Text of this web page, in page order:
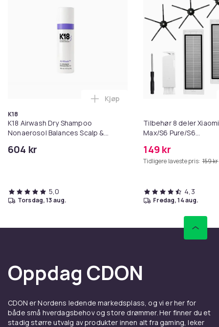
K18
K18 Airwash Dry Shampoo
Nonaerosol Balances Scalp &
604 kr
Legg K18 Airwash Dry
Kjøp
5,0
torsdag, 13 aug.
Tilbehør 8 deler
Max/S6 Pure/S6
149 kr
Tidligere laveste pris: 159 kr
4,3
fredag, 14 aug.
Oppdag CDON
CDON er Nordens ledende markedsplass, og vi er her for
både små hverdagsbehov og store drømmer. Her finner du et
stadig større utvalg av produkter innen alt fra gaming, leker